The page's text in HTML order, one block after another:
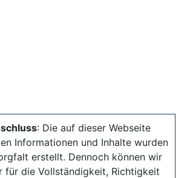
: Die auf dieser Webseite
Informationen und Inhalte wurden
erstellt. Dennoch können wir
für die Vollständigkeit, Richtigkeit